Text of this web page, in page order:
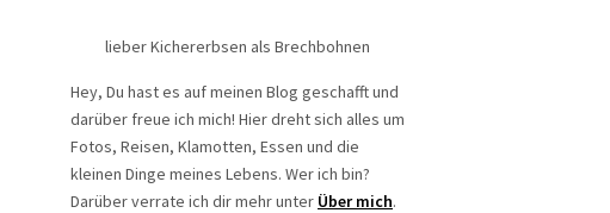
lieber Kichererbsen als Brechbohnen
Hey, Du hast es auf meinen Blog geschafft und
darüber freue ich mich! Hier dreht sich alles um
Fotos, Reisen, Klamotten, Essen und die
kleinen Dinge meines Lebens. Wer ich bin?
Darüber verrate ich dir mehr unter Über mich.